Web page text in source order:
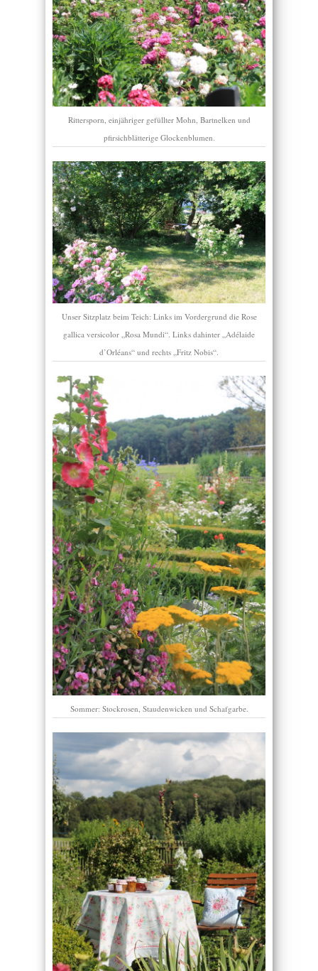
Rittersporn, einjähriger gefüllter Mohn, Bartnelken und
pfirsichblätterige Glockenblumen.
Unser Sitzplatz beim Teich: Links im Vordergrund die Rose
gallica versicolor „Rosa Mundi“. Links dahinter „Adélaide
d’Orléans“ und rechts „Fritz Nobis“.
Sommer: Stockrosen, Staudenwicken und Schafgarbe.